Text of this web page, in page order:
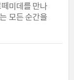
미데를 만나
모든 순간을